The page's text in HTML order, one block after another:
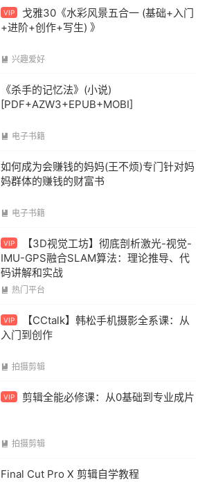
VIP
戈雅30《水彩风景五合一 (基础+入门
+进阶+创作+写生) 》
 兴趣爱好
《杀手的记忆法》(小说)
[PDF+AZW3+EPUB+MOBI]
 电子书籍
如何成为会赚钱的妈妈(王不烦)专门针对妈
妈群体的赚钱的财富书
 电子书籍
VIP
【3D视觉工坊】彻底剖析激光-视觉-
IMU-GPS融合SLAM算法：理论推导、代
码讲解和实战
 热门平台
VIP
【CCtalk】韩松手机摄影全系课：从
入门到创作
 拍摄剪辑
VIP 剪辑全能必修课：从0基础到专业成片
 拍摄剪辑
Final Cut Pro X 剪辑自学教程